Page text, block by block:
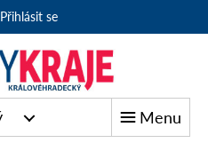
Přihlásit se
Menu